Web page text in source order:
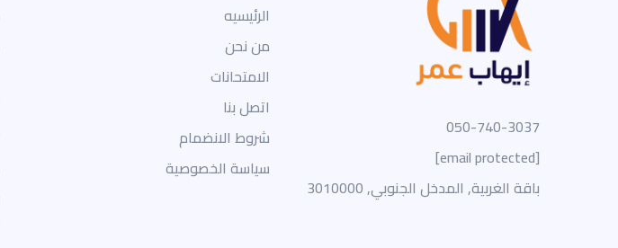
050-740-3037
[email protected]
باقة الغربية, المدخل الجنوبي, 3010000
الرئيسيه
من نحن
الامتحانات
اتصل بنا
شروط الانضمام
سياسة الخصوصية